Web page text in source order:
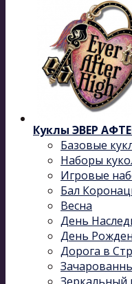
Куклы ЭВЕР
Базовые
Наборы
Игровые
Бал
Весна
День
День
Дорога в